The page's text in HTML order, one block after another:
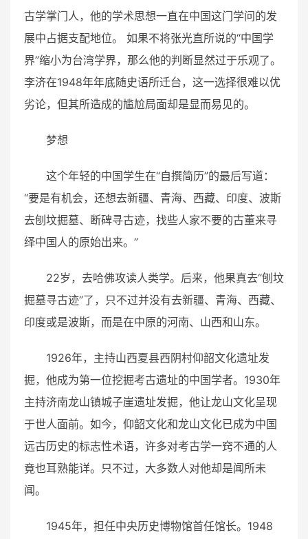
古学掌门人，他的学术思想一直在中国这门学问的发
展中占据支配地位。 如果不将张光直所说的“中国学
界”缩小为台湾学界，那么他的判断显然过于乐观了。
李济在1948年年底随史语所迁台，这一选择很难以优
劣论，但其所造成的尴尬局面却是显而易见的。
梦想
这个年轻的中国学生在“自撰简历”的最后写道：
“要是有机会，还想去新疆、青海、西藏、印度、波斯
去刨坟掘墓、断碑寻古迹，找些人家不要的古董来寻
绎中国人的原始出来。”
22岁，去哈佛攻读人类学。后来，他果真去“刨坟
掘墓寻古迹”了，只不过并没有去新疆、青海、西藏、
印度或是波斯，而是在中原的河南、山西和山东。
1926年，主持山西夏县西阴村仰韶文化遗址发
掘，他成为第一位挖掘考古遗址的中国学者。1930年
主持济南龙山镇城子崖遗址发掘，他让龙山文化呈现
于世人面前。如今，仰韶文化和龙山文化已成为中国
远古历史的标志性术语，许多对考古学一窍不通的人
竟也耳熟能详。只不过，大多数人对他却是闻所未
闻。
1945年，担任中央历史博物馆首任馆长。1948